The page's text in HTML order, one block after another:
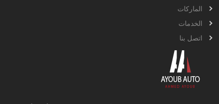
الماركات
الخدمات
اتصل بنا